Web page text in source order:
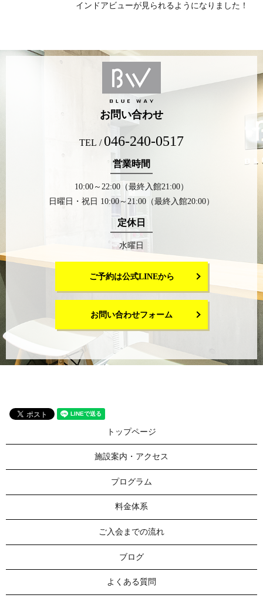
インドアビューが見られるようになりました！
お問い合わせ
TEL / 046-240-0517
営業時間
10:00～22:00（最終入館21:00）
日曜日・祝日 10:00～21:00（最終入館20:00）
定休日
水曜日
ご予約は公式LINEから
お問い合わせフォーム
トップページ
施設案内・アクセス
プログラム
料金体系
ご入会までの流れ
ブログ
よくある質問